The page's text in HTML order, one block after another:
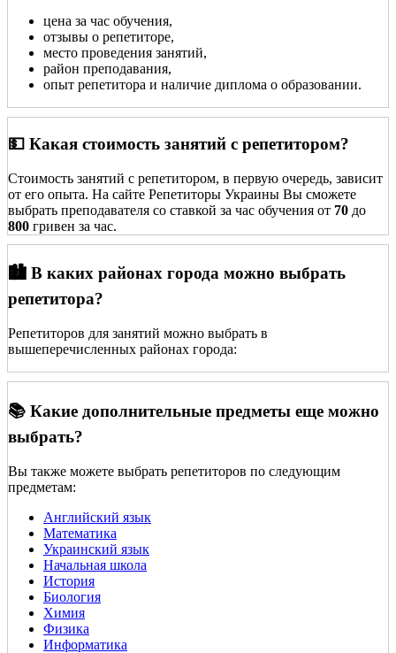
цена за час обучения,
отзывы о репетиторе,
место проведения занятий,
район преподавания,
опыт репетитора и наличие диплома о образовании.
💵 Какая стоимость занятий с репетитором?
Стоимость занятий с репетитором, в первую очередь, зависит
от его опыта. На сайте Репетиторы Украины Вы сможете
выбрать преподавателя со ставкой за час обучения от 70 до
800 гривен за час.
🏙️ В каких районах города можно выбрать
репетитора?
Репетиторов для занятий можно выбрать в
вышеперечисленных районах города:
📚 Какие дополнительные предметы еще можно
выбрать?
Вы также можете выбрать репетиторов по следующим
предметам:
Английский язык
Математика
Украинский язык
Начальная школа
История
Биология
Химия
Физика
Информатика